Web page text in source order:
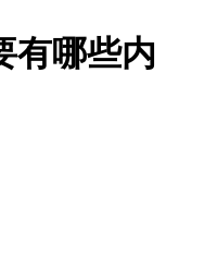
有哪些内